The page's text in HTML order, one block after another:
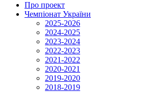
Про проект
Чемпіонат України
2025-2026
2024-2025
2023-2024
2022-2023
2021-2022
2020-2021
2019-2020
2018-2019